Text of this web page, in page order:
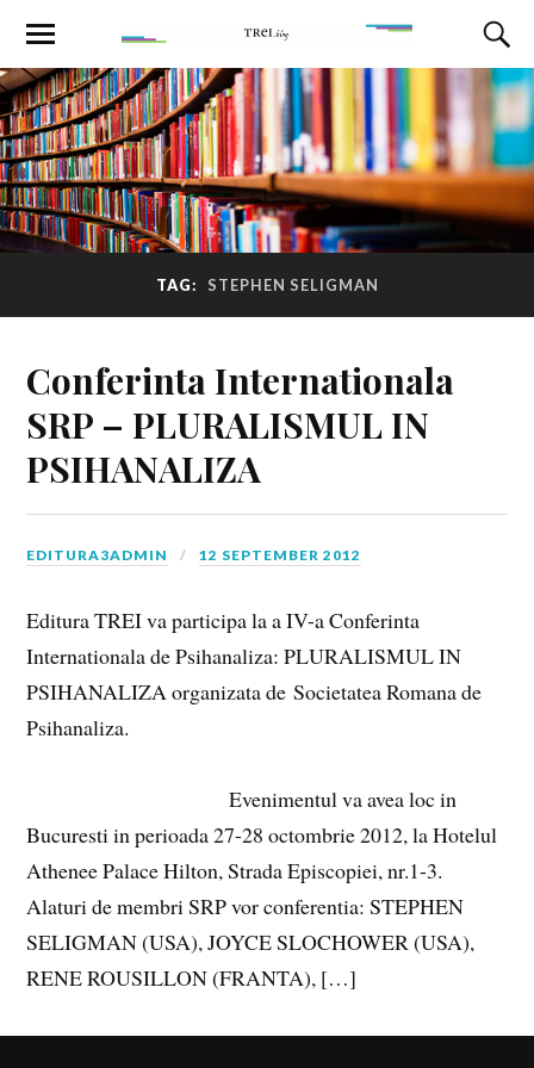
TAG: STEPHEN SELIGMAN
Conferinta Internationala
SRP – PLURALISMUL IN
PSIHANALIZA
EDITURA3ADMIN 12 SEPTEMBER 2012
Editura TREI va participa la a IV-a Conferinta
Internationala de Psihanaliza: PLURALISMUL IN
PSIHANALIZA organizata de Societatea Romana de
Psihanaliza.
Evenimentul va avea loc in
Bucuresti in perioada 27-28 octombrie 2012, la Hotelul
Athenee Palace Hilton, Strada Episcopiei, nr.1-3.
Alaturi de membri SRP vor conferentia: STEPHEN
SELIGMAN (USA), JOYCE SLOCHOWER (USA),
RENE ROUSILLON (FRANTA), […]